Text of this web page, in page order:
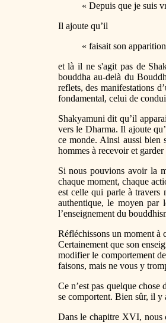
« Depuis que je suis
Il ajoute qu’il
« faisait son
et là il ne s'agit pas de
bouddha au-delà du
reflets, des manifestations
fondamental, celui de
Shakyamuni dit qu’il
vers le Dharma. Il ajoute
ce monde. Ainsi aussi bien
hommes à recevoir et
Si nous pouvions avoir la
chaque moment, chaque
est celle qui parle à
authentique, le moyen par
l’enseignement du
Réfléchissons un moment à
Certainement que son
modifier le comportement
faisons, mais ne vous y
Ce n’est pas quelque
se comportent. Bien sûr, il y
Dans le chapitre XVI, nous